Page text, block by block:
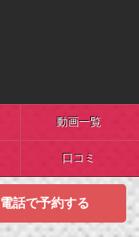
動画一覧
口コミ
電話で予約する